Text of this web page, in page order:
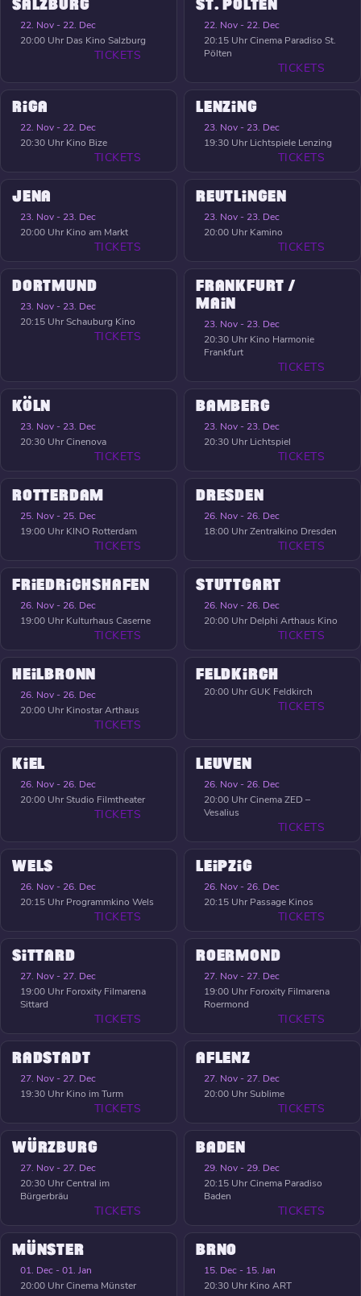
SALZBURG
22. Nov - 22. Dec
20:00 Uhr Das Kino Salzburg
TICKETS
ST. PÖLTEN
22. Nov - 22. Dec
20:15 UhrCinema Paradiso St.
Pölten
TICKETS
RIGA
22. Nov - 22. Dec
20:30 Uhr Kino Bize
TICKETS
LENZING
23. Nov - 23. Dec
19:30 Uhr Lichtspiele Lenzing
TICKETS
JENA
23. Nov - 23. Dec
20:00 Uhr Kino am Markt
TICKETS
REUTLINGEN
23. Nov - 23. Dec
20:00 Uhr Kamino
TICKETS
DORTMUND
23. Nov - 23. Dec
20:15 UhrSchauburg Kino
TICKETS
FRANKFURT /
MAIN
23. Nov - 23. Dec
20:30 Uhr Kino Harmonie
Frankfurt
TICKETS
KÖLN
23. Nov - 23. Dec
20:30 UhrCinenova
TICKETS
BAMBERG
23. Nov - 23. Dec
20:30 Uhr Lichtspiel
TICKETS
ROTTERDAM
25. Nov - 25. Dec
19:00 Uhr KINO Rotterdam
TICKETS
DRESDEN
26. Nov - 26. Dec
18:00 UhrZentralkino Dresden
TICKETS
FRIEDRICHSHAFEN
26. Nov - 26. Dec
19:00 Uhr Kulturhaus Caserne
TICKETS
STUTTGART
26. Nov - 26. Dec
20:00 Uhr Delphi Arthaus Kino
TICKETS
HEILBRONN
26. Nov - 26. Dec
20:00 Uhr Kinostar Arthaus
TICKETS
FELDKIRCH
20:00 UhrGUK Feldkirch
TICKETS
KIEL
26. Nov - 26. Dec
20:00 UhrStudio Filmtheater
TICKETS
LEUVEN
26. Nov - 26. Dec
20:00 UhrCinema ZED –
Vesalius
TICKETS
WELS
26. Nov - 26. Dec
20:15 Uhr Programmkino Wels
TICKETS
LEIPZIG
26. Nov - 26. Dec
20:15 Uhr Passage Kinos
TICKETS
SITTARD
27. Nov - 27. Dec
19:00 Uhr Foroxity Filmarena
Sittard
TICKETS
ROERMOND
27. Nov - 27. Dec
19:00 Uhr Foroxity Filmarena
Roermond
TICKETS
RADSTADT
27. Nov - 27. Dec
19:30 Uhr Kino im Turm
TICKETS
AFLENZ
27. Nov - 27. Dec
20:00 UhrSublime
TICKETS
WÜRZBURG
27. Nov - 27. Dec
20:30 UhrCentral im
Bürgerbräu
TICKETS
BADEN
29. Nov - 29. Dec
20:15 UhrCinema Paradiso
Baden
TICKETS
MÜNSTER
01. Dec - 01. Jan
20:00 UhrCinema Münster
BRNO
15. Dec - 15. Jan
20:30 Uhr Kino ART